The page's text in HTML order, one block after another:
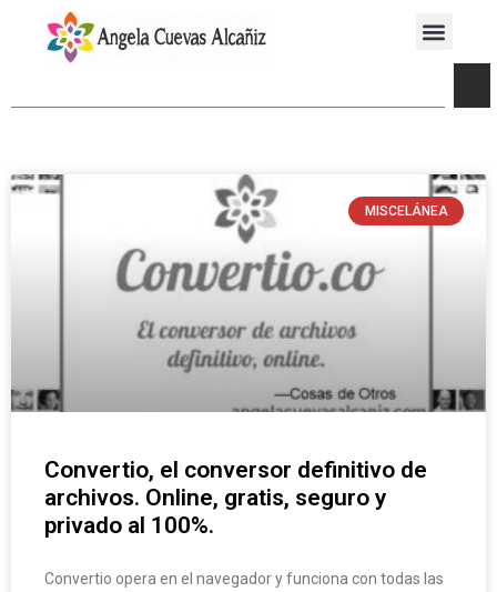
MISCELÁNEA
Convertio, el conversor definitivo de
archivos. Online, gratis, seguro y
privado al 100%.
Convertio opera en el navegador y funciona con todas las